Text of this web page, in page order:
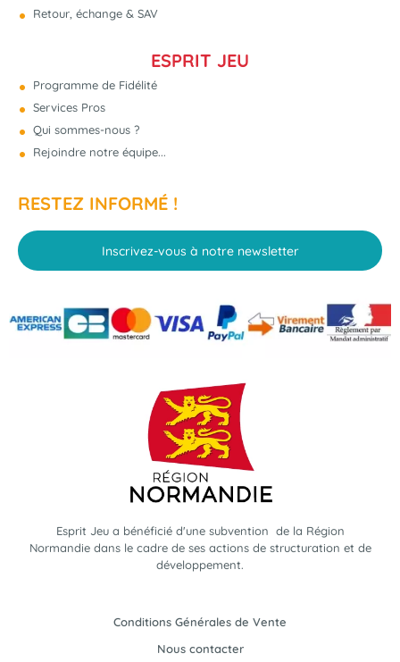
Retour, échange & SAV
ESPRIT JEU
Programme de Fidélité
Services Pros
Qui sommes-nous ?
Rejoindre notre équipe...
RESTEZ INFORMÉ !
Inscrivez-vous à notre newsletter
Esprit Jeu a bénéficié d'une subvention de la Région
Normandie dans le cadre de ses actions de structuration et de
développement.
Conditions Générales de Vente
Nous contacter